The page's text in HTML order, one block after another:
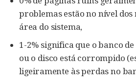
problemas estão no nível
área do sistema,
1-2% significa que o banco
ou o disco está corrompido
ligeiramente às perdas no